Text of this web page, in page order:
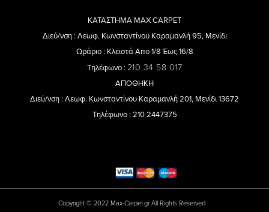
ΚΑΤΑΣΤΗΜΑ MAX CARPET
Διεύ/νση : Λεωφ. Κωνσταντίνου Καραμανλή 95, Μενίδι
Ωράριο : Κλειστά Απο 1/8 Έως 16/8
Τηλέφωνο : 210 34 58 017
ΑΠΟΘΗΚΗ
Διεύ/νση : Λεωφ. Κωνσταντίνου Καραμανλή 201, Μενίδι 13672
Τηλέφωνο : 210 2447375
Copyright © 2022 Max-Carpet.gr All Rights Reserved